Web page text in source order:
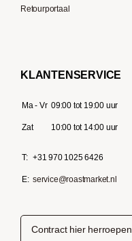
Retourportaal
KLANTENSERVICE
Ma - Vr 09:00 tot 19:00 uur
Zat 10:00 tot 14:00 uur
T: +31 970 1025 6426
E: service@roastmarket.nl
Contract hier herroepen